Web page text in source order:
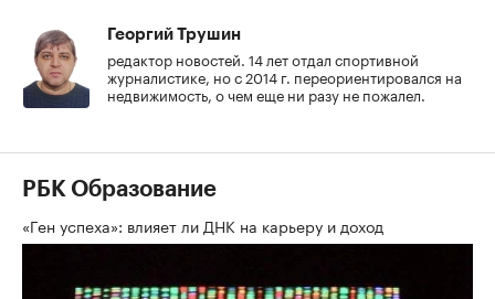
Георгий Трушин
редактор новостей. 14 лет отдал спортивной
журналистике, но с 2014 г. переориентировался на
недвижимость, о чем еще ни разу не пожалел.
РБК Образование
«Ген успеха»: влияет ли ДНК на карьеру и доход